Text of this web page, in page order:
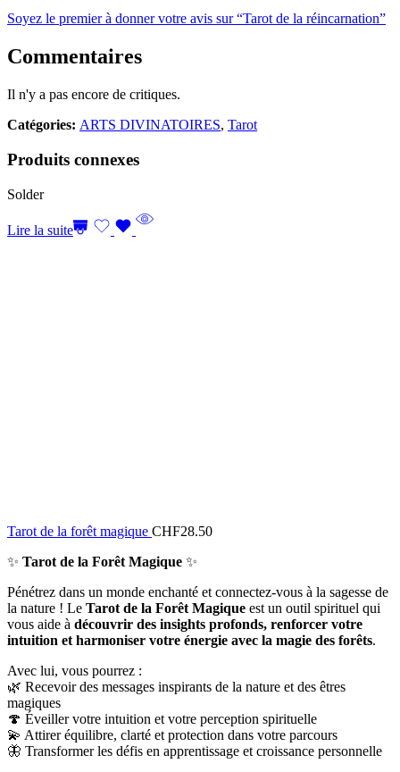
Soyez le premier à donner votre avis sur “Tarot de la réincarnation”
Commentaires
Il n'y a pas encore de critiques.
Catégories: ARTS DIVINATOIRES, Tarot
Produits connexes
Solder
Lire la suite
Tarot de la forêt magique CHF28.50
✨ Tarot de la Forêt Magique ✨
Pénétrez dans un monde enchanté et connectez-vous à la sagesse de
la nature ! Le Tarot de la Forêt Magique est un outil spirituel qui
vous aide à découvrir des insights profonds, renforcer votre
intuition et harmoniser votre énergie avec la magie des forêts.
Avec lui, vous pourrez :
🌿 Recevoir des messages inspirants de la nature et des êtres
magiques
🍄 Éveiller votre intuition et votre perception spirituelle
💫 Attirer équilibre, clarté et protection dans votre parcours
🦋 Transformer les défis en apprentissage et croissance personnelle